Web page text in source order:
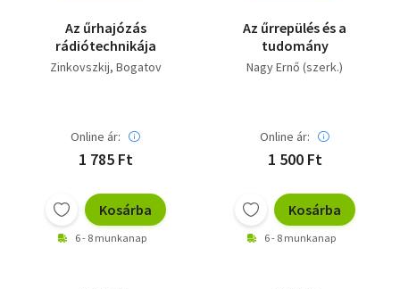
Az űrhajózás
rádiótechnikája
Zinkovszkij Bogatov
Online ár:
1 785 Ft
Kosárba
6 - 8 munkanap
Az űrrepülés és a
tudomány
Nagy Ernő (szerk.)
Online ár:
1 500 Ft
Kosárba
6 - 8 munkanap